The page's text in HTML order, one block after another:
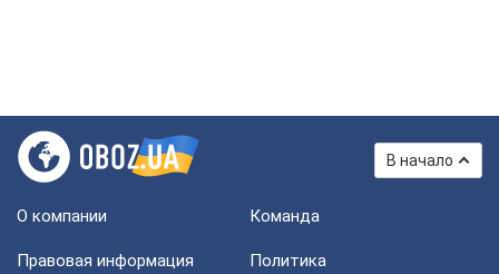
В начало
О компании Команда
Правовая информация
Политика